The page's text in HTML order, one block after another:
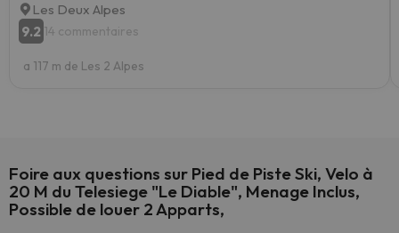
Les Deux Alpes
9.2 14 commentaires
a 117 m de Les 2 Alpes
Foire aux questions sur Pied de Piste Ski, Velo à
20 M du Telesiege "Le Diable", Menage Inclus,
Possible de louer 2 Apparts,